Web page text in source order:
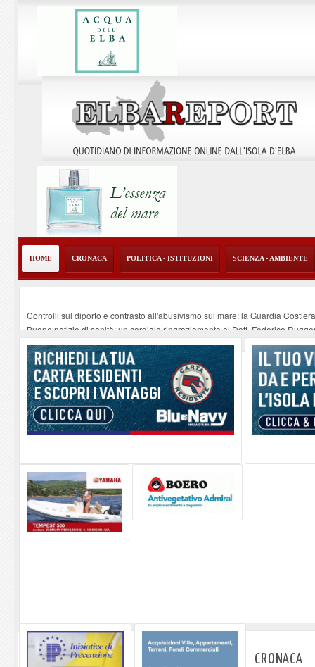
HOME CRONACA POLITICA - ISTITUZIONI SCIENZA - AMBIENTE
Controlli sul diporto e contrasto all'abusivismo sul mare: la Guardia
Buone notizie di sanità: un cordiale ringraziamento al Dott. Federico
Altiero Spinelli e Ursula Hirschmann all'Elba: riaffiora una testimonianza
Capoliveri, potenziata la pulizia dei bordi stradali -07-08-2026
Marina di Campo tra i porti interessati dal nuovo piano dell'Autorità
CRONACA